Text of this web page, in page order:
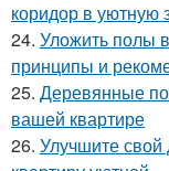
коридор в уютную
24. Уложить полы
принципы и
25. Деревянные
вашей квартире
26. Улучшите свой